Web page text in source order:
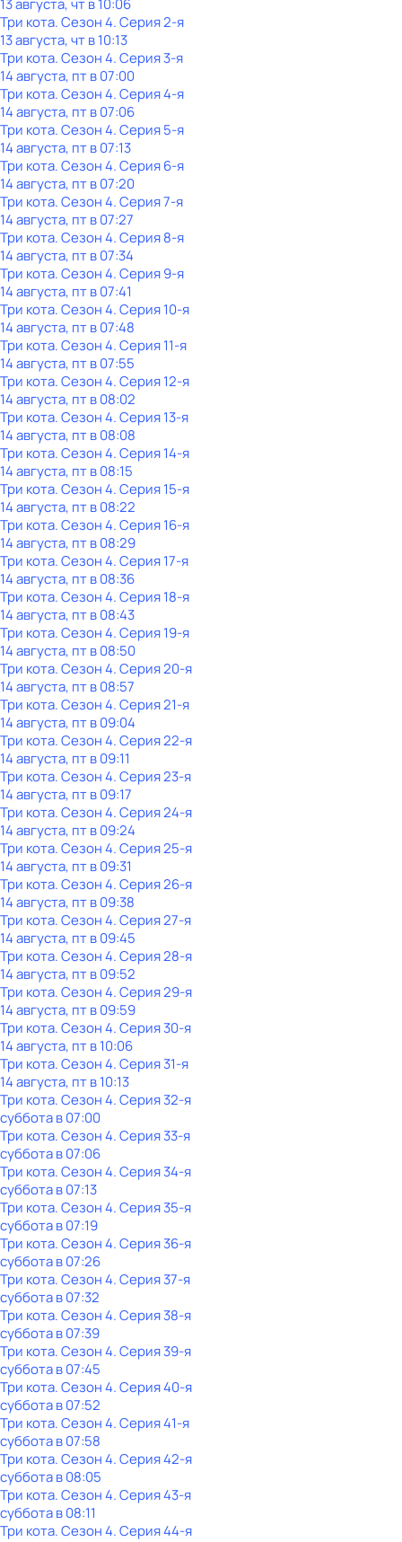
13 августа, чт в 10:06
Три кота. Сезон 4. Серия 2-я
13 августа, чт в 10:13
Три кота. Сезон 4. Серия 3-я
14 августа, пт в 07:00
Три кота. Сезон 4. Серия 4-я
14 августа, пт в 07:06
Три кота. Сезон 4. Серия 5-я
14 августа, пт в 07:13
Три кота. Сезон 4. Серия 6-я
14 августа, пт в 07:20
Три кота. Сезон 4. Серия 7-я
14 августа, пт в 07:27
Три кота. Сезон 4. Серия 8-я
14 августа, пт в 07:34
Три кота. Сезон 4. Серия 9-я
14 августа, пт в 07:41
Три кота. Сезон 4. Серия 10-я
14 августа, пт в 07:48
Три кота. Сезон 4. Серия 11-я
14 августа, пт в 07:55
Три кота. Сезон 4. Серия 12-я
14 августа, пт в 08:02
Три кота. Сезон 4. Серия 13-я
14 августа, пт в 08:08
Три кота. Сезон 4. Серия 14-я
14 августа, пт в 08:15
Три кота. Сезон 4. Серия 15-я
14 августа, пт в 08:22
Три кота. Сезон 4. Серия 16-я
14 августа, пт в 08:29
Три кота. Сезон 4. Серия 17-я
14 августа, пт в 08:36
Три кота. Сезон 4. Серия 18-я
14 августа, пт в 08:43
Три кота. Сезон 4. Серия 19-я
14 августа, пт в 08:50
Три кота. Сезон 4. Серия 20-я
14 августа, пт в 08:57
Три кота. Сезон 4. Серия 21-я
14 августа, пт в 09:04
Три кота. Сезон 4. Серия 22-я
14 августа, пт в 09:11
Три кота. Сезон 4. Серия 23-я
14 августа, пт в 09:17
Три кота. Сезон 4. Серия 24-я
14 августа, пт в 09:24
Три кота. Сезон 4. Серия 25-я
14 августа, пт в 09:31
Три кота. Сезон 4. Серия 26-я
14 августа, пт в 09:38
Три кота. Сезон 4. Серия 27-я
14 августа, пт в 09:45
Три кота. Сезон 4. Серия 28-я
14 августа, пт в 09:52
Три кота. Сезон 4. Серия 29-я
14 августа, пт в 09:59
Три кота. Сезон 4. Серия 30-я
14 августа, пт в 10:06
Три кота. Сезон 4. Серия 31-я
14 августа, пт в 10:13
Три кота. Сезон 4. Серия 32-я
субботав07:00
Три кота. Сезон 4. Серия 33-я
субботав07:06
Три кота. Сезон 4. Серия 34-я
субботав07:13
Три кота. Сезон 4. Серия 35-я
субботав07:19
Три кота. Сезон 4. Серия 36-я
субботав07:26
Три кота. Сезон 4. Серия 37-я
субботав07:32
Три кота. Сезон 4. Серия 38-я
субботав07:39
Три кота. Сезон 4. Серия 39-я
субботав07:45
Три кота. Сезон 4. Серия 40-я
субботав07:52
Три кота. Сезон 4. Серия 41-я
субботав07:58
Три кота. Сезон 4. Серия 42-я
субботав08:05
Три кота. Сезон 4. Серия 43-я
субботав08:11
Три кота. Сезон 4. Серия 44-я